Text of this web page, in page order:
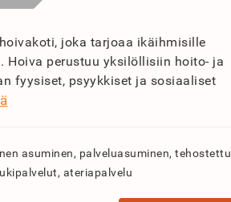
joka tarjoaa ikäihmisille
Hoiva perustuu yksilöllisiin hoito- ja
fyysiset, psyykkiset ja sosiaaliset
asuminen, palveluasuminen, tehostettu
ateriapalvelu